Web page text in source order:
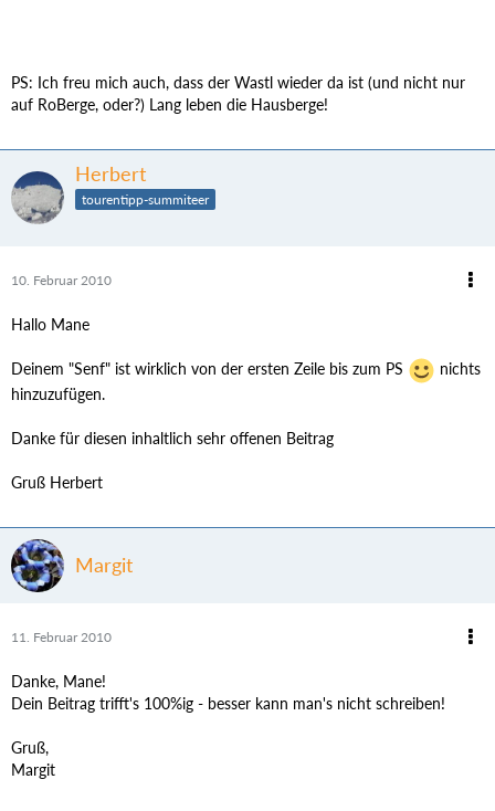
PS: Ich freu mich auch, dass der Wastl wieder da ist (und nicht nur
auf RoBerge, oder?) Lang leben die Hausberge!
Herbert
tourentipp-summiteer
10. Februar 2010
Hallo Mane
Deinem "Senf" ist wirklich von der ersten Zeile bis zum PS
nichts
hinzuzufügen.
Danke für diesen inhaltlich sehr offenen Beitrag
Gruß Herbert
Margit
11. Februar 2010
Danke, Mane!
Dein Beitrag trifft's 100%ig - besser kann man's nicht schreiben!
Gruß,
Margit